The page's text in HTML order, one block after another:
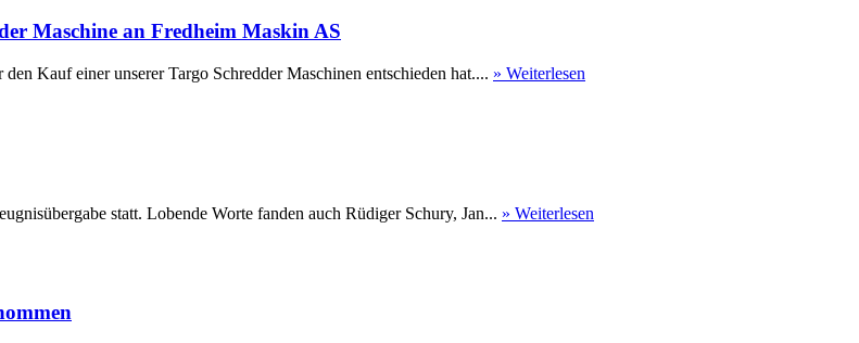
Maschine an Fredheim Maskin AS
Kauf einer unserer Targo Schredder Maschinen entschieden hat.... » Weiterlesen
statt. Lobende Worte fanden auch Rüdiger Schury, Jan... » Weiterlesen